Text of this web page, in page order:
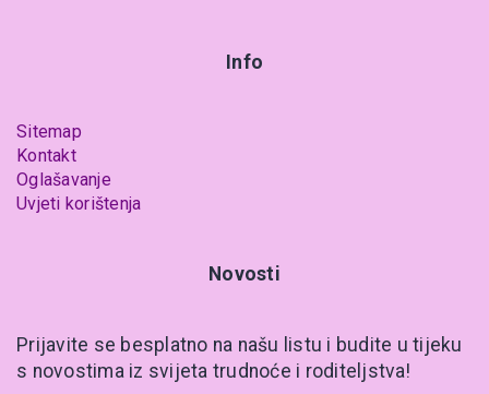
Info
Sitemap
Kontakt
Oglašavanje
Uvjeti korištenja
Novosti
Prijavite se besplatno na našu listu i budite u tijeku
s novostima iz svijeta trudnoće i roditeljstva!